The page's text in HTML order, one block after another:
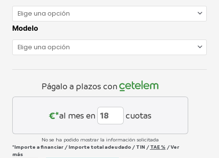
Modelo
Págalo a plazos con
€*al mes en cuotas
No se ha podido mostrar la información solicitada
*Importe a financiar / Importe total adeudado / TIN / TAE % /Ver
más